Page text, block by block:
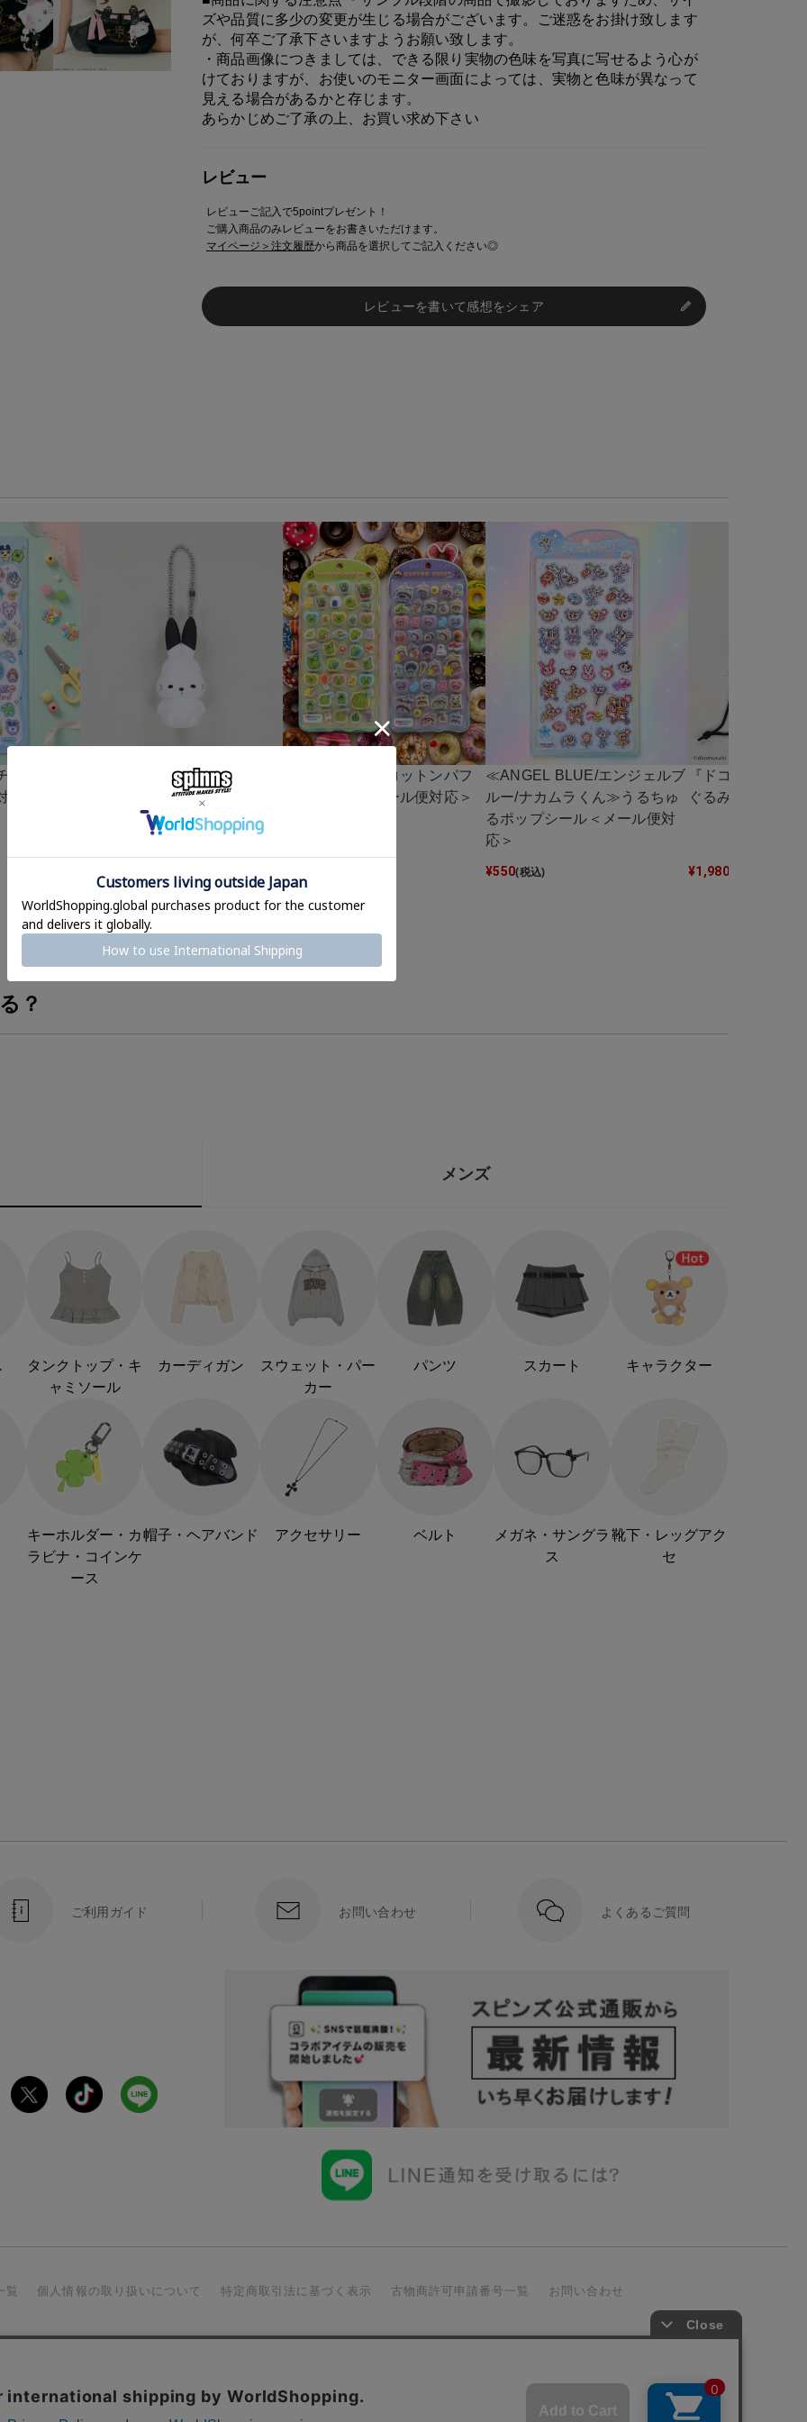
ズや品質に多少の変更が生じる場合がございます。ご迷惑をお掛け致します
が、何卒ご了承下さいますようお願い致します。
・商品画像につきましては、できる限り実物の色味を写真に写せるよう心が
けておりますが、お使いのモニター画面によっては、実物と色味が異なって
見える場合があるかと存じます。
あらかじめご了承の上、お買い求め下さい
レビュー
レビューご記入で5pointプレゼント！
ご購入商品のみレビューをお書きいただけます。
マイページ＞注文履歴から商品を選択してご記入ください◎
レビューを書いて感想をシェア
ロップ
応＞
『ドコムス×SPINNS』 PVC
ラバーキーホルダー
≪たまごっち≫コットンパフ
ィーシール＜メール便対応＞
≪ANGEL BLUE/エンジェルブ
ルー/ナカムラくん≫うるちゅ
るポップシール＜メール便対
応＞
¥550(税込)
『ドコムス
ぐるみ巾着
¥1,980
？
メンズ
タンクトップ・キ
ャミソール
カーディガン
スウェット・パー
カー
パンツ スカート キャラクター
キーホルダー・カ
ラビナ・コインケ
ース
帽子・ヘアバンド アクセサリー ベルト
メガネ・サングラ
ス
靴下・レッグアク
セ
ご利用ガイド お問い合わせ よくあるご質問
覧 個人情報の取り扱いについて 特定商取引法に基づく表示 古物商許可申請番号一覧 お問い合わせ